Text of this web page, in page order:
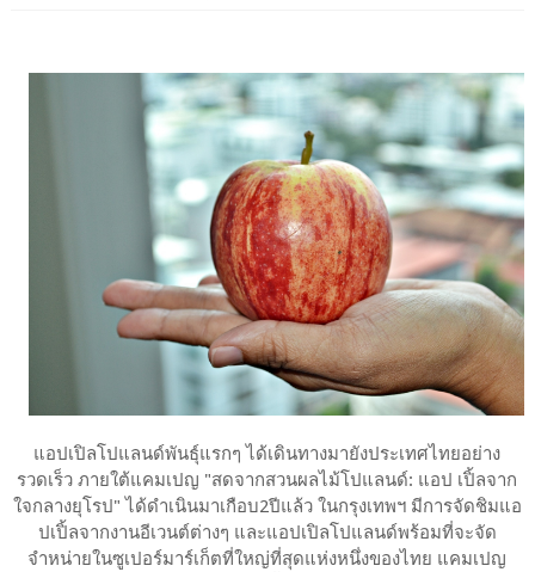
แอปเปิลโปแลนด์พันธุ์แรกๆ ได้เดินทางมายังประเทศไทยอย่าง
รวดเร็ว ภายใต้แคมเปญ "สดจากสวนผลไม้โปแลนด์: แอป เปิ้ลจาก
ใจกลางยุโรป" ได้ดำเนินมาเกือบ2ปีแล้ว ในกรุงเทพฯ มีการจัดชิมแอ
ปเปิ้ลจากงานอีเวนต์ต่างๆ และแอปเปิลโปแลนด์พร้อมที่จะจัด
จำหน่ายในซูเปอร์มาร์เก็ตที่ใหญ่ที่สุดแห่งหนึ่งของไทย แคมเปญ